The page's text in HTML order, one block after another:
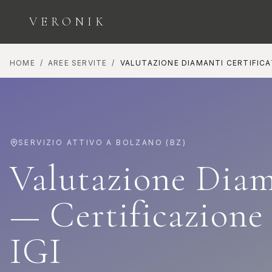
VERONIK
ESPLORA LE CATEGORIE
Orologi
COLLEZIONE
SEGNATEMPO
INVESTIMENTO E
BELLEZZA
HOME / AREE SERVITE / VALUTAZIONE DIAMANTI
SERVIZIO ATTIVO A BOLZANO ( BZ )
Valutazione
—
IGI